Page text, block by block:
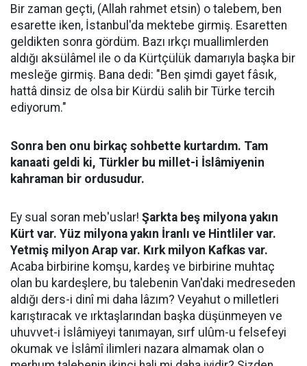
Bir zaman geçti, (Allah rahmet etsin) o talebem, ben
esarette iken, İstanbul'da mektebe girmiş. Esaretten
geldikten sonra gördüm. Bazı ırkçı muallimlerden
aldığı aksülâmel ile o da Kürtçülük damarıyla başka bir
mesleğe girmiş. Bana dedi: "Ben şimdi gayet fâsık,
hattâ dinsiz de olsa bir Kürdü salih bir Türke tercih
ediyorum."
Sonra ben onu birkaç sohbette kurtardım. Tam
kanaati geldi ki, Türkler bu millet-i İslâmiyenin
kahraman bir ordusudur.
Ey sual soran meb'uslar! Şarkta beş milyona yakın
Kürt var. Yüz milyona yakın İranlı ve Hintliler var.
Yetmiş milyon Arap var. Kırk milyon Kafkas var.
Acaba birbirine komşu, kardeş ve birbirine muhtaç
olan bu kardeşlere, bu talebenin Van'daki medreseden
aldığı ders-i dinî mi daha lâzım? Veyahut o milletleri
karıştıracak ve ırktaşlarından başka düşünmeyen ve
uhuvvet-i İslâmiyeyi tanımayan, sırf ulûm-u felsefeyi
okumak ve İslâmî ilimleri nazara almamak olan o